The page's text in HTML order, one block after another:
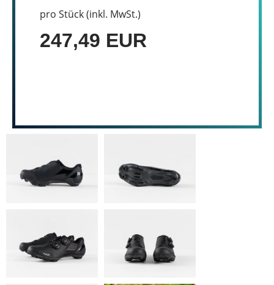
pro Stück (inkl. MwSt.)
247,49 EUR